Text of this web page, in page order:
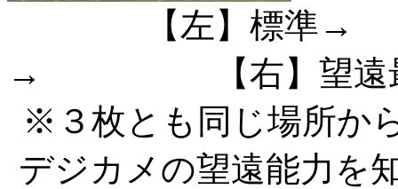
【左】標準→
→ 【右】望遠
※３枚とも同じ場所か
デジカメの望遠能力を